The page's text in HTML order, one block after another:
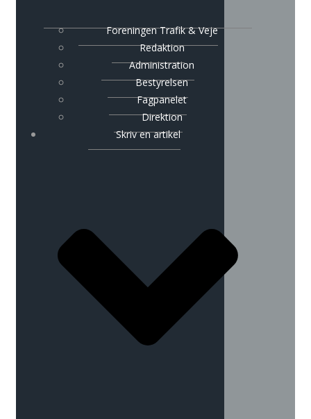
Foreningen Trafik & Veje
Redaktion
Administration
Bestyrelsen
Fagpanelet
Direktion
Skriv en artikel